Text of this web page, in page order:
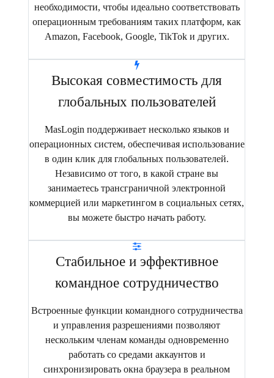
необходимости, чтобы идеально соответствовать
операционным требованиям таких платформ, как
Amazon, Facebook, Google, TikTok и других.
Высокая совместимость для
глобальных пользователей
MasLogin поддерживает несколько языков и
операционных систем, обеспечивая использование
в один клик для глобальных пользователей.
Независимо от того, в какой стране вы
занимаетесь трансграничной электронной
коммерцией или маркетингом в социальных сетях,
вы можете быстро начать работу.
Стабильное и эффективное
командное сотрудничество
Встроенные функции командного сотрудничества
и управления разрешениями позволяют
нескольким членам команды одновременно
работать со средами аккаунтов и
синхронизировать окна браузера в реальном